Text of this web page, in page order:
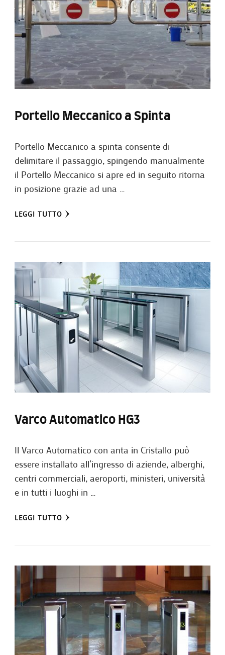
Portello Meccanico a Spinta
Portello Meccanico a spinta consente di
delimitare il passaggio, spingendo manualmente
il Portello Meccanico si apre ed in seguito ritorna
in posizione grazie ad una …
LEGGI TUTTO
Varco Automatico HG3
Il Varco Automatico con anta in Cristallo può
essere installato all’ingresso di aziende, alberghi,
centri commerciali, aeroporti, ministeri, università
e in tutti i luoghi in …
LEGGI TUTTO